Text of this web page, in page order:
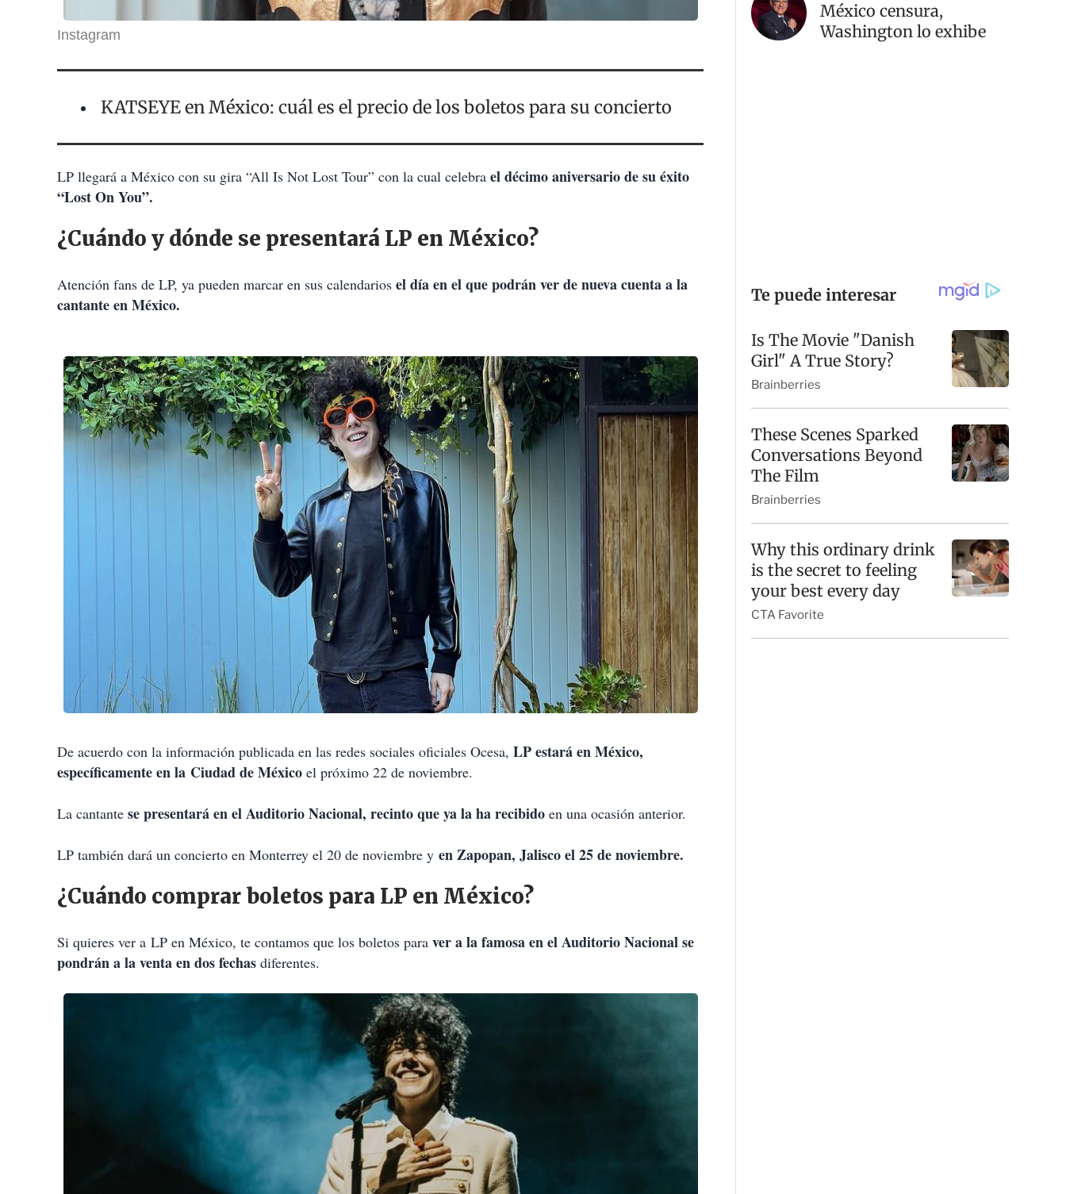
Instagram
KATSEYE en México: cuál es el precio de los boletos para su concierto
LP llegará a México con su gira “All Is Not Lost Tour” con la cual celebra el décimo aniversario de su éxito
“Lost On You”.
¿Cuándo y dónde se presentará LP en México?
Atención fans de LP, ya pueden marcar en sus calendarios el día en el que podrán ver de nueva cuenta a la
cantante en México.
De acuerdo con la información publicada en las redes sociales oficiales Ocesa, LP estará en México,
específicamente en la Ciudad de México el próximo 22 de noviembre.
La cantante se presentará en el Auditorio Nacional, recinto que ya la ha recibido en una ocasión anterior.
LP también dará un concierto en Monterrey el 20 de noviembre y en Zapopan, Jalisco el 25 de noviembre.
¿Cuándo comprar boletos para LP en México?
Si quieres ver a LP en México, te contamos que los boletos para ver a la famosa en el Auditorio Nacional se
pondrán a la venta en dos fechas diferentes.
México censura,
Washington lo exhibe